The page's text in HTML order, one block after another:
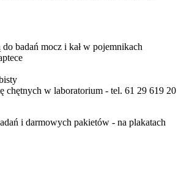
do badań mocz i kał w pojemnikach
chętnych w laboratorium - tel. 61 29 619 20
i darmowych pakietów - na plakatach